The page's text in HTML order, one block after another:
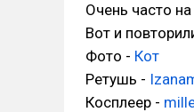
Очень часто
Вот и
Фото - Кот
Ретушь -
Косплеер -